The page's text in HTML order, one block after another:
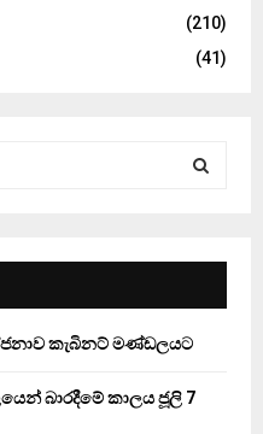
(210)
(41)
E
A
කැබිනට් මණ්ඩලයට
බාරදීමේ කාලය ජූලි 7